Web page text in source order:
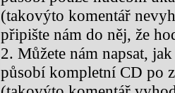
(takovýto komentář
připište nám do něj, že
2. Můžete nám napsat,
působí kompletní CD po